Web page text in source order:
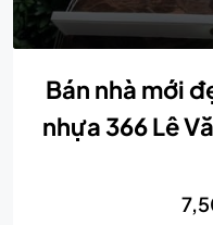
Bán nhà mới
nhựa 366 Lê